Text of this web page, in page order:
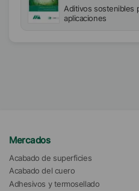
Aditivos sostenibles
aplicaciones
Mercados
Acabado de superficies
Acabado del cuero
Adhesivos y termosellado